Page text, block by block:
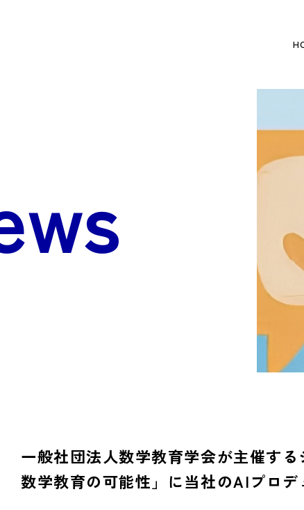
一般社団法人数学教育学会が主催す
数学教育の可能性」に当社のAIプロ